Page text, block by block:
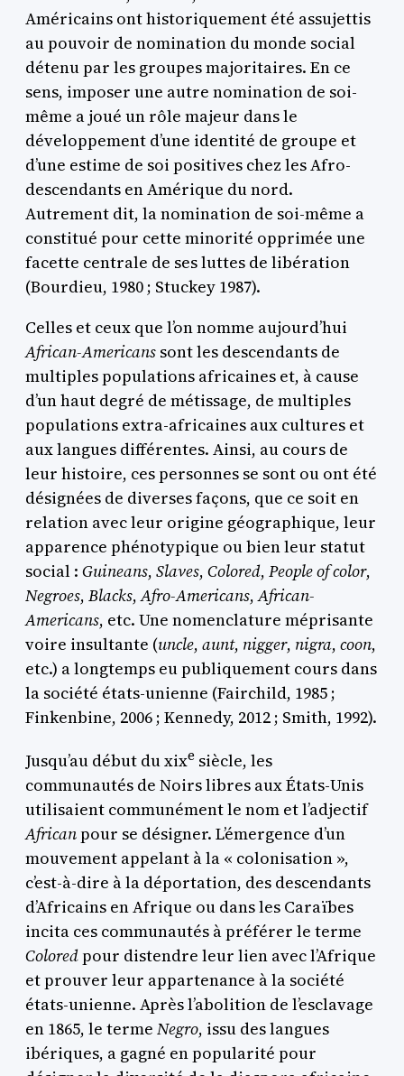
Américains ont historiquement été assujettis
au pouvoir de nomination du monde social
détenu par les groupes majoritaires. En ce
sens, imposer une autre nomination de soi-
même a joué un rôle majeur dans le
développement d’une identité de groupe et
d’une estime de soi positives chez les Afro-
descendants en Amérique du nord.
Autrement dit, la nomination de soi-même a
constitué pour cette minorité opprimée une
facette centrale de ses luttes de libération
(Bourdieu, 1980 ; Stuckey 1987).
Celles et ceux que l’on nomme aujourd’hui
African-Americans sont les descendants de
multiples populations africaines et, à cause
d’un haut degré de métissage, de multiples
populations extra-africaines aux cultures et
aux langues différentes. Ainsi, au cours de
leur histoire, ces personnes se sont ou ont été
désignées de diverses façons, que ce soit en
relation avec leur origine géographique, leur
apparence phénotypique ou bien leur statut
social : Guineans, Slaves, Colored, People of color,
Negroes, Blacks,Afro-Americans,African-
Americans, etc. Une nomenclature méprisante
voire insultante (uncle, aunt, nigger, nigra, coon,
etc.) a longtemps eu publiquement cours dans
la société états-unienne (Fairchild, 1985 ;
Finkenbine, 2006 ; Kennedy, 2012 ; Smith, 1992).
Jusqu’au début duxixe siècle, les
communautés de Noirs libres aux États-Unis
utilisaient communément le nom et l’adjectif
Africanpour se désigner. L’émergence d’un
mouvement appelant à la « colonisation »,
c’est-à-dire à la déportation, des descendants
d’Africains en Afrique ou dans les Caraïbes
incita ces communautés à préférer le terme
Coloredpour distendre leur lien avec l’Afrique
et prouver leur appartenance à la société
états-unienne. Après l’abolition de l’esclavage
en 1865, le terme Negro, issu des langues
ibériques, a gagné en popularité pour